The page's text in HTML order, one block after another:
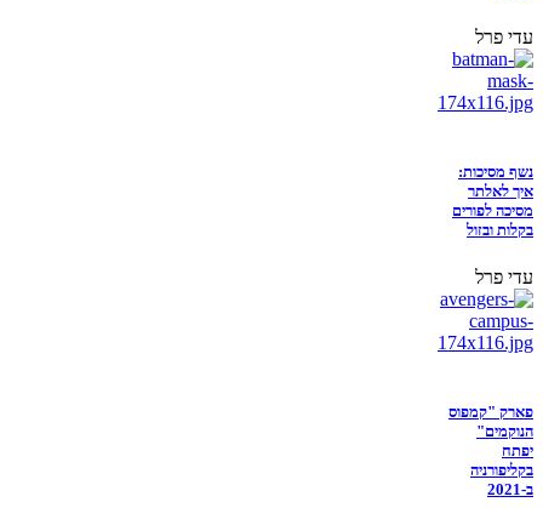
עדי פרל
נשף מסיכות:
איך לאלתר
מסיכה לפורים
בקלות ובזול
עדי פרל
פארק "קמפוס
הנוקמים"
יפתח
בקליפורניה
ב-2021